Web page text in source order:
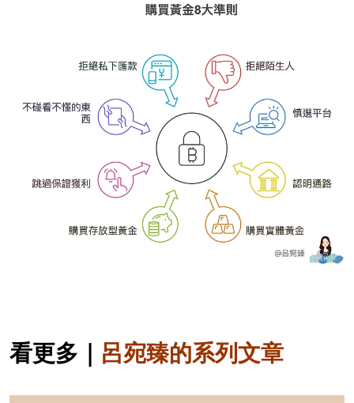
看更多｜ 呂宛臻的系列文章